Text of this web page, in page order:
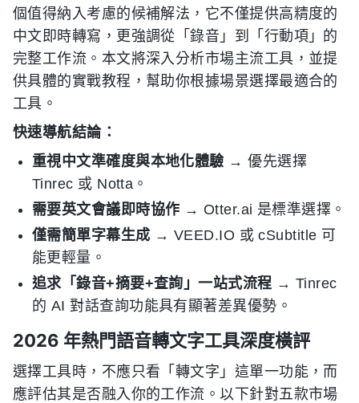
個值得納入考慮的候補解法，它不僅提供高精度的
中文即時轉寫，更強調從「錄音」到「行動項」的
完整工作流。本文將深入分析市場主流工具，並提
供具體的實戰教程，幫助你根據場景選擇最適合的
工具。
快速導航結論：
重視中文準確度與本地化體驗 → 優先選擇
Tinrec 或 Notta。
需要英文會議即時協作 → Otter.ai 是標準選擇。
僅需簡單字幕生成 → VEED.IO 或 cSubtitle 可
能更輕量。
追求「錄音+摘要+查詢」一站式流程 → Tinrec
的 AI 對話查詢功能具有顯著差異優勢。
2026 年熱門語音轉文字工具深度橫評
選擇工具時，不應只看「轉文字」這單一功能，而
應評估其是否融入你的工作流。以下針對五款市場